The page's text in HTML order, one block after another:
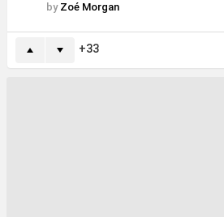
by Zoé Morgan
33